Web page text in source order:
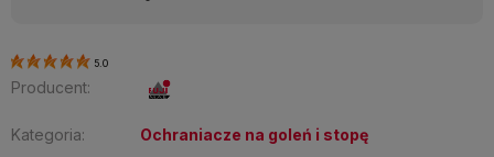
5.0
Producent:
Kategoria: Ochraniacze na goleń i stopę